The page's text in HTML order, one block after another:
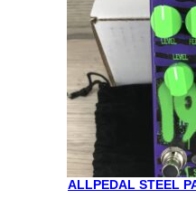
ALLPEDAL STEEL